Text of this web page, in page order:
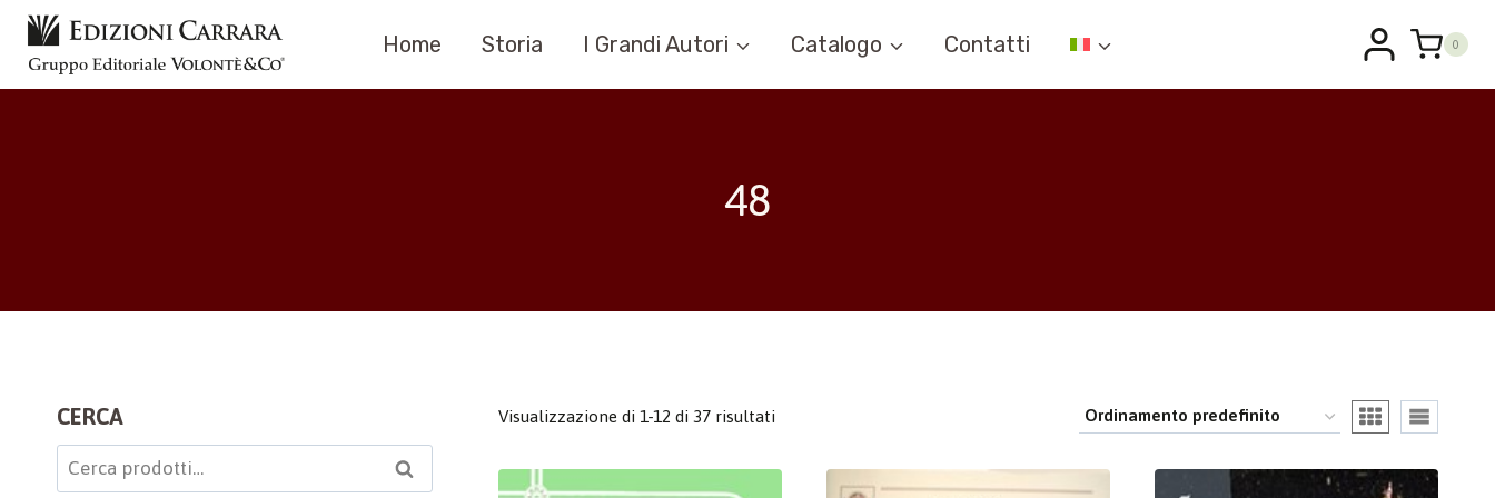
Salta
contenuto
Home Storia I Grandi Autori Catalogo Contatti 0
48
Visualizzazione di 1-12 di 37 risultati
CERCA
Cerca: Cerca